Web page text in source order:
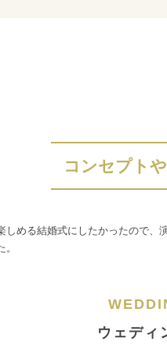
コンセプト
しめる結婚式にしたかったので、
ウェディ